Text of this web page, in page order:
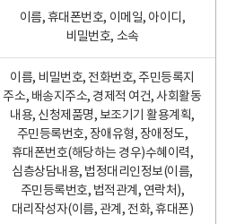
이름, 휴대폰번호, 이메일, 아이디,
비밀번호, 소속
이름, 비밀번호, 전화번호, 주민등록지
주소, 배송지주소, 경제적 여건, 사회활동
내용, 신청제품명, 보조기기 활용계획,
주민등록번호, 장애유형, 장애정도,
휴대폰번호(해당하는 경우)수혜이력,
심층상담내용, 법정대리인정보(이름,
주민등록번호, 법적관계, 연락처),
대리작성자(이름, 관계, 전화, 휴대폰)